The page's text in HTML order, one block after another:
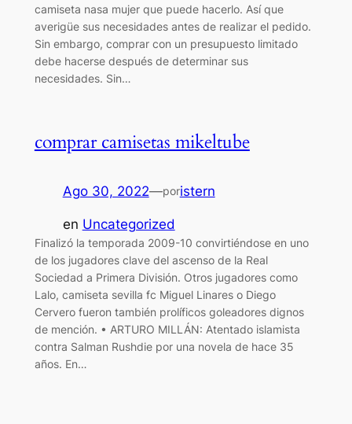
camiseta nasa mujer que puede hacerlo. Así que
averigüe sus necesidades antes de realizar el pedido.
Sin embargo, comprar con un presupuesto limitado
debe hacerse después de determinar sus
necesidades. Sin…
comprar camisetas mikeltube
Ago 30, 2022—poristern
en Uncategorized
Finalizó la temporada 2009-10 convirtiéndose en uno
de los jugadores clave del ascenso de la Real
Sociedad a Primera División. Otros jugadores como
Lalo, camiseta sevilla fc Miguel Linares o Diego
Cervero fueron también prolíficos goleadores dignos
de mención. • ARTURO MILLÁN: Atentado islamista
contra Salman Rushdie por una novela de hace 35
años. En…